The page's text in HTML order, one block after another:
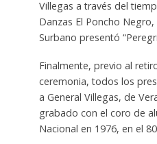
Villegas a través del
Danzas El Poncho
Surbano presentó
Finalmente, previo al
ceremonia, todos los
a General Villegas, de
grabado con el coro de
Nacional en 1976, en el